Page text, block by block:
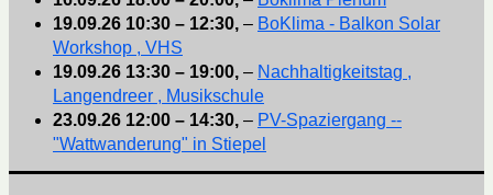
19.09.26 10:30 – 12:30, – BoKlima - Balkon Solar
Workshop , VHS
19.09.26 13:30 – 19:00, – Nachhaltigkeitstag ,
Langendreer , Musikschule
23.09.26 12:00 – 14:30, – PV-Spaziergang --
"Wattwanderung" in Stiepel